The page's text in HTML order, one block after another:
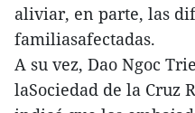
aliviar, en parte, las
familiasafectadas.
A su vez, Dao Ngoc
laSociedad de la Cruz